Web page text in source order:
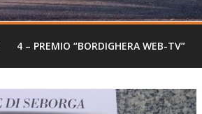
4 – PREMIO “BORDIGHERA WEB-TV”